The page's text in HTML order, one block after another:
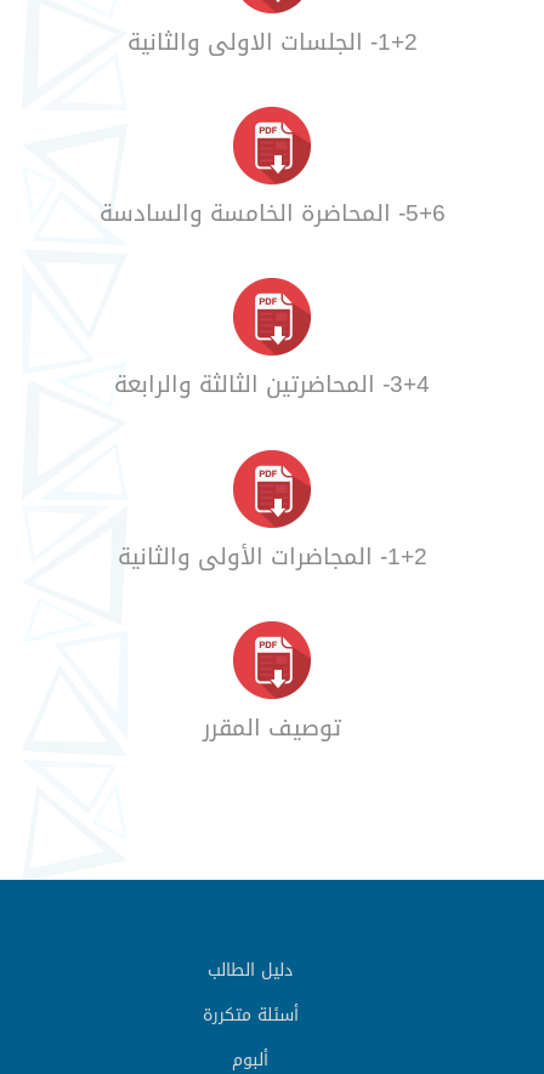
1+2- الجلسات الاولى والثانية
5+6- المحاضرة الخامسة والسادسة
3+4- المحاضرتين الثالثة والرابعة
1+2- المجاضرات الأولى والثانية
توصيف المقرر
دليل الطالب
أسئلة متكررة
ألبوم